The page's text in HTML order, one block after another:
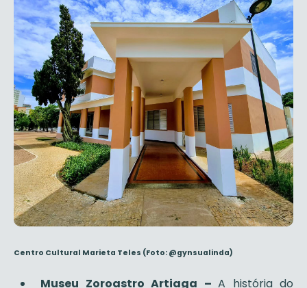
Centro Cultural Marieta Teles (Foto: @gynsualinda)
Museu Zoroastro Artiaga –A história do